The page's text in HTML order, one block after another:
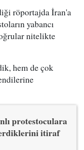
röportajda İran'a
yabancı
nitelikte
hem de çok
protestoculara
itiraf